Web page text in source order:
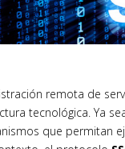
remota de
tecnológica. Ya
que permitan